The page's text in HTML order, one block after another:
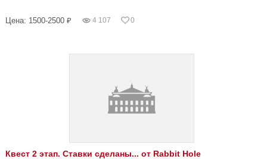
Цена: 1500-2500 ₽ 4 107 0
Квест 2 этап. Ставки сделаны... от Rabbit Hole